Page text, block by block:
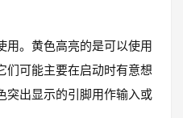
用。黄色高亮的是可以使用
们可能主要在启动时有意想
突出显示的引脚用作输入或